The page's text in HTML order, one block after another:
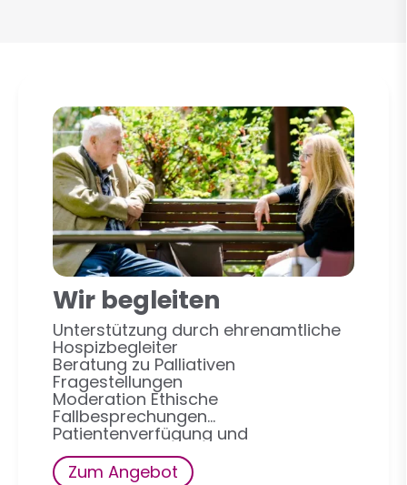
Wir begleiten
Unterstützung durch ehrenamtliche
Hospizbegleiter
Beratung zu Palliativen
Fragestellungen
Moderation Ethische
Fallbesprechungen
Patientenverfügung und
Vorsorgevollmacht
Zum Angebot